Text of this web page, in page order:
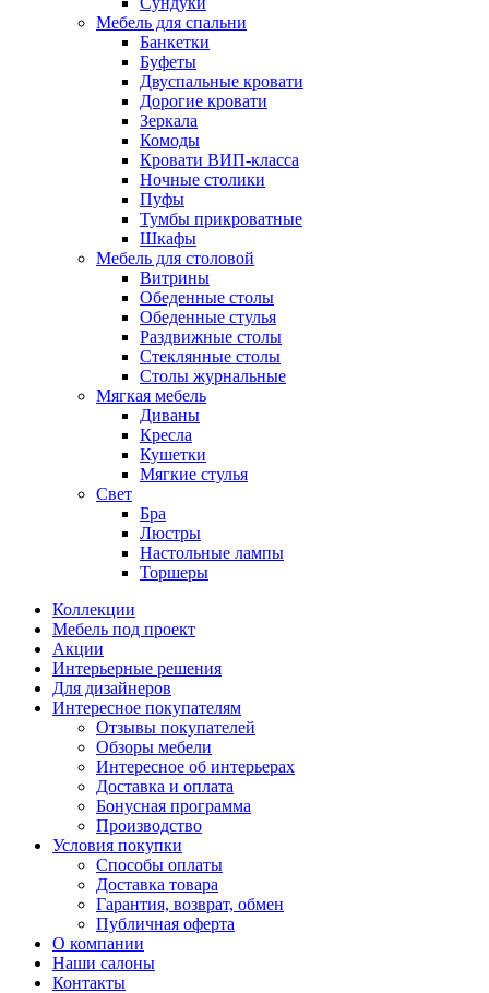
Мебель для спальни
Банкетки
Буфеты
Двуспальные кровати
Дорогие кровати
Зеркала
Комоды
Кровати ВИП-класса
Ночные столики
Пуфы
Тумбы прикроватные
Шкафы
Мебель для столовой
Витрины
Обеденные столы
Обеденные стулья
Раздвижные столы
Стеклянные столы
Столы журнальные
Мягкая мебель
Диваны
Кресла
Кушетки
Мягкие стулья
Свет
Бра
Люстры
Настольные лампы
Торшеры
Коллекции
Мебель под проект
Акции
Интерьерные решения
Для дизайнеров
Интересное покупателям
Отзывы покупателей
Обзоры мебели
Интересное об интерьерах
Доставка и оплата
Бонусная программа
Производство
Условия покупки
Способы оплаты
Доставка товара
Гарантия, возврат, обмен
Публичная оферта
О компании
Наши салоны
Контакты